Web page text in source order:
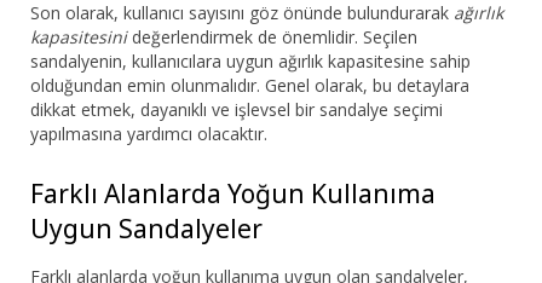
Son olarak, kullanıcı sayısını göz önünde bulundurarak ağırlık
kapasitesinideğerlendirmek de önemlidir. Seçilen
sandalyenin, kullanıcılara uygun ağırlık kapasitesine sahip
olduğundan emin olunmalıdır. Genel olarak, bu detaylara
dikkat etmek, dayanıklı ve işlevsel bir sandalye seçimi
yapılmasına yardımcı olacaktır.
Farklı Alanlarda Yoğun Kullanıma
Uygun Sandalyeler
Farklı alanlarda yoğun kullanıma uygun olan sandalyeler,